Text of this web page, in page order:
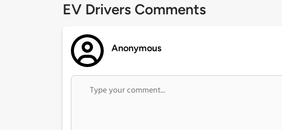
EV Drivers Comments
Anonymous